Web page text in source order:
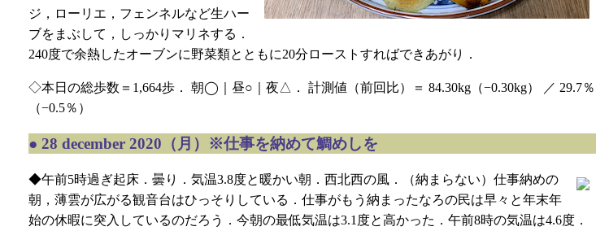
ジ，ローリエ，フェンネルなど生ハー
ブをまぶして，しっかりマリネする．
240度で余熱したオーブンに野菜類とともに20分ローストすればできあがり．
◇本日の総歩数＝1,664歩． 朝◯｜昼○｜夜△． 計測値（前回比）＝ 84.30kg（−0.30kg） ／ 29.7％
（−0.5％）
● 28 december 2020（月）※仕事を納めて鯛めしを
◆午前5時過ぎ起床．曇り．気温3.8度と暖かい朝．西北西の風．（納まらない）仕事納めの
朝，薄雲が広がる観音台はひっそりしている．仕事がもう納まったなろの民は早々と年末年
始の休暇に突入しているのだろう．今朝の最低気温は3.1度と高かった．午前8時の気温は4.6度．